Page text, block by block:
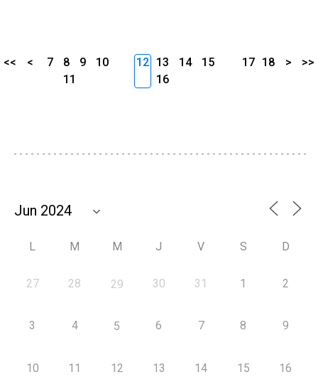
<< < 7 8 9
10
11
12 13 14
15
16
17 18 > >>
L M M J V S D
27 28 29 30 31 1 2
3 4 5 6 7 8 9
10 11 12 13 14 15 16